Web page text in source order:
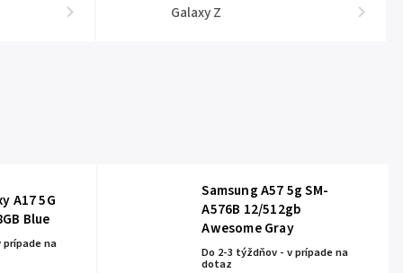
Galaxy Z
A17 5G
Blue
na
Samsung A57 5g SM-
A576B 12/512gb
Awesome Gray
Do 2-3 týždňov - v prípade na
dotaz